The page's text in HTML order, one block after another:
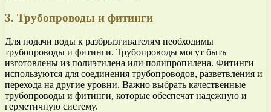
3. Трубопроводы и фитинги
Для подачи воды к разбрызгивателям необходимы
трубопроводы и фитинги. Трубопроводы могут быть
изготовлены из полиэтилена или полипропилена. Фитинги
используются для соединения трубопроводов, разветвления и
перехода на другие уровни. Важно выбрать качественные
трубопроводы и фитинги, которые обеспечат надежную и
герметичную систему.